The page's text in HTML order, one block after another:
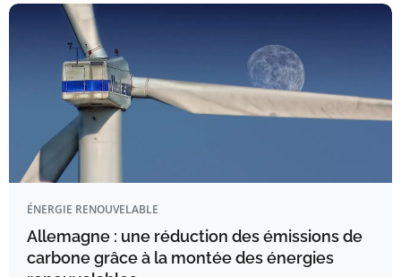
ÉNERGIE RENOUVELABLE
Allemagne : une réduction des émissions de
carbone grâce à la montée des énergies